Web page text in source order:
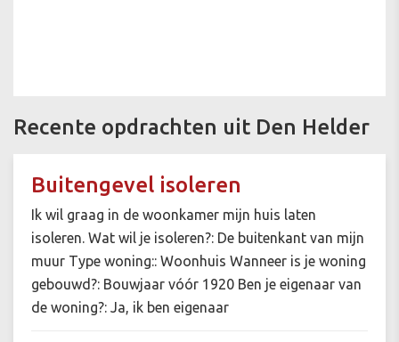
Recente opdrachten uit Den Helder
Buitengevel isoleren
Ik wil graag in de woonkamer mijn huis laten
isoleren. Wat wil je isoleren?: De buitenkant van mijn
muur Type woning:: Woonhuis Wanneer is je woning
gebouwd?: Bouwjaar vóór 1920 Ben je eigenaar van
de woning?: Ja, ik ben eigenaar